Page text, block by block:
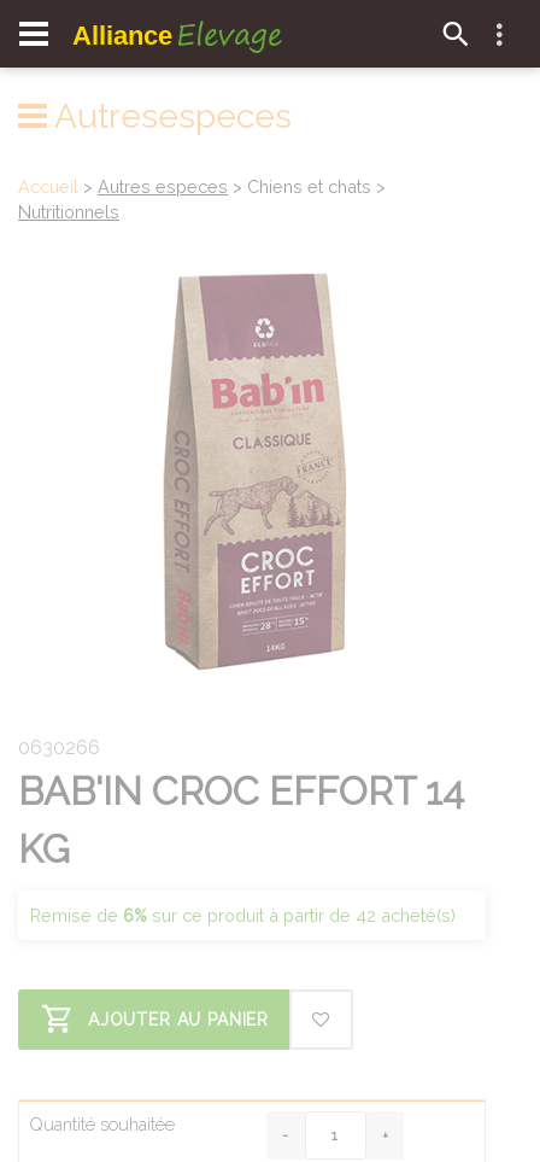
Alliance Elevage
Autresespeces
Accueil > Autres especes > Chiens et chats >
Nutritionnels
0630266
BAB'IN CROC EFFORT 14
KG
Remise de 6% sur ce produit à partir de 42 acheté(s)
AJOUTER AU PANIER
Quantité souhaitée